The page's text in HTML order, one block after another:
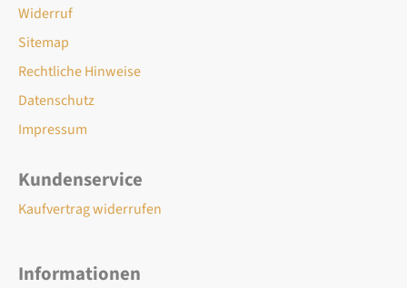
Widerruf
Sitemap
Rechtliche Hinweise
Datenschutz
Impressum
Kundenservice
Kaufvertrag widerrufen
Informationen